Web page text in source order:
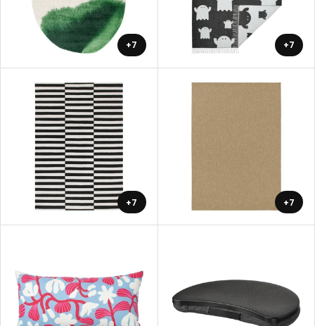
+7 +7
+7 +7